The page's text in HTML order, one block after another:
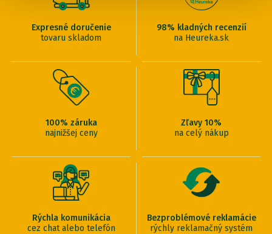
Expresné doručenie
tovaru skladom
98% kladných recenzií
na Heureka.sk
100% záruka
najnižšej ceny
Zľavy 10%
na celý nákup
Rýchla komunikácia
cez chat alebo telefón
Bezproblémové reklamácie
rýchly reklamačný systém